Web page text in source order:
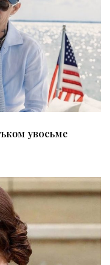
увосьме